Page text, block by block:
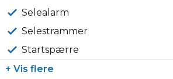
Selealarm
Selestrammer
Startspærre
+ Vis flere